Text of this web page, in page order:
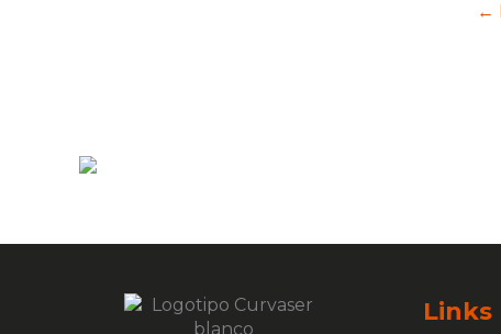
←
Links